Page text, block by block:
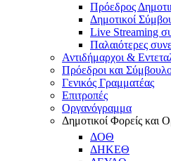
Πρόεδρος
Δημοτικοί
Live Streaming
Παλαιότερες
Αντιδήμαρχοι &
Πρόεδροι και
Γενικός Γραμματέας
Επιτροπές
Οργανόγραμμα
Δημοτικοί Φορείς και
ΔΟΘ
ΔΗΚΕΘ